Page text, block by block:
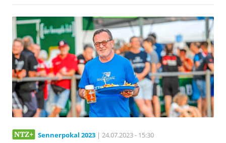
Sennerpokal 2023 | 24.07.2023 - 15:30